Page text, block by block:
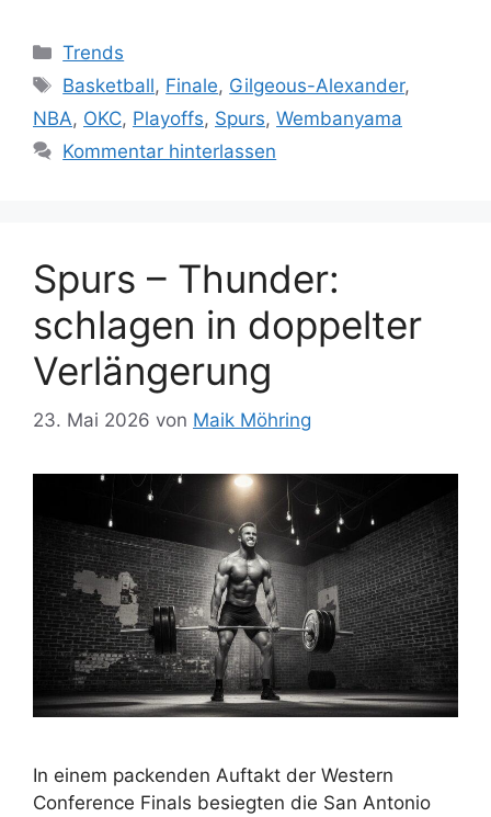
Kategorien
Trends
Schlagwörter
Basketball, Finale, Gilgeous-Alexander,
NBA, OKC, Playoffs, Spurs, Wembanyama
Kommentar hinterlassen
Spurs – Thunder:
schlagen in doppelter
Verlängerung
23. Mai 2026 von Maik Möhring
In einem packenden Auftakt der Western
Conference Finals besiegten die San Antonio